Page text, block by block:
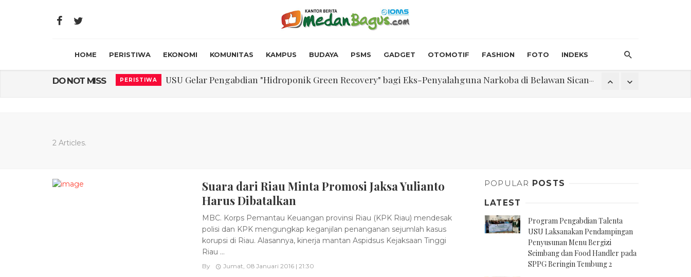
HOME PERISTIWA EKONOMI KOMUNITAS KAMPUS BUDAYA PSMS GADGET OTOMOTIF FASHION FOTO INDEKS
DO NOT MISS PERISTIWA Laporan Keuangan Diterima Dalam RUPS, Pelaporan Hingga Penahanan Mantan Direktur PT GKS Dinilai Rancu
USU Gelar Pengabdian "Hidroponik Green Recovery" bagi Eks-Penyalahguna Narkoba di Belawan Sicanang
2 Articles.
Suara dari Riau Minta Promosi Jaksa Yulianto
Harus Dibatalkan
MBC. Korps Pemantau Keuangan provinsi Riau (KPK Riau) mendesak
polisi dan KPK mengungkap keganjilan penanganan sejumlah kasus
korupsi di Riau. Alasannya, kinerja mantan Aspidsus Kejaksaan Tinggi
Riau ...
By Jumat, 08 Januari 2016 | 21:30
POPULAR POSTS
LATEST
Program Pengabdian Talenta
USU Laksanakan Pendampingan
Penyusunan Menu Bergizi
Seimbang dan Food Handler pada
SPPG Beringin Tembung 2